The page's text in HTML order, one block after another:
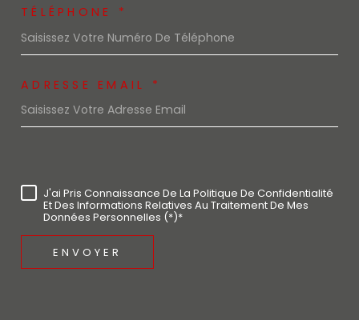
TÉLÉPHONE *
ADRESSE EMAIL *
J'ai Pris Connaissance De La Politique De Confidentialité
Et Des Informations Relatives Au Traitement De Mes
Données Personnelles (*)*
ENVOYER